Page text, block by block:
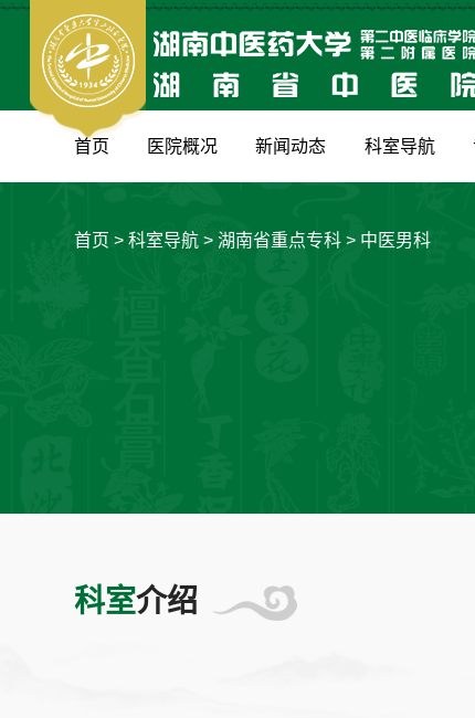
首页 医院概况 新闻动态 科室导航
首页 >科室导航 >湖南省重点专科 > 中医男科
科室介绍